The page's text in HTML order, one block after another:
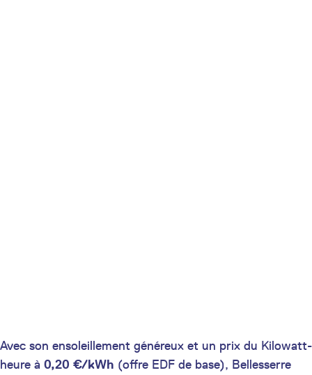
Avec son ensoleillement généreux et un prix du Kilowatt-
heure à 0,20 €/kWh (offre EDF de base), Bellesserre